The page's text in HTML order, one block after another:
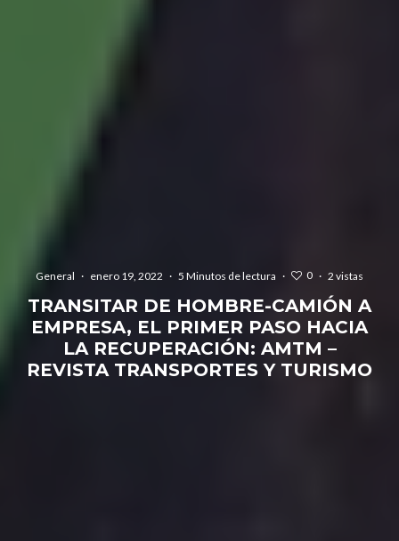
General · enero 19, 2022 · 5 Minutos de lectura · 0 · 2 vistas
TRANSITAR DE HOMBRE-CAMIÓN A
EMPRESA, EL PRIMER PASO HACIA
LA RECUPERACIÓN: AMTM –
REVISTA TRANSPORTES Y TURISMO